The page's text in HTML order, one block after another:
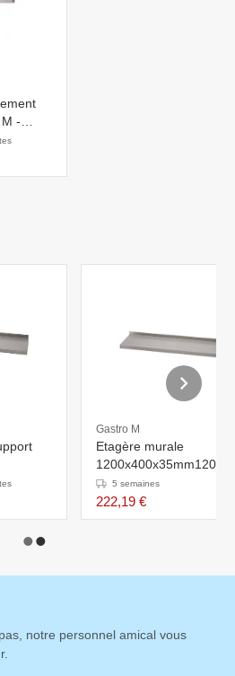
-
Gastro M
Etagère murale
x35(h)mm
5 semaines
222,19 €
notre personnel amical vous